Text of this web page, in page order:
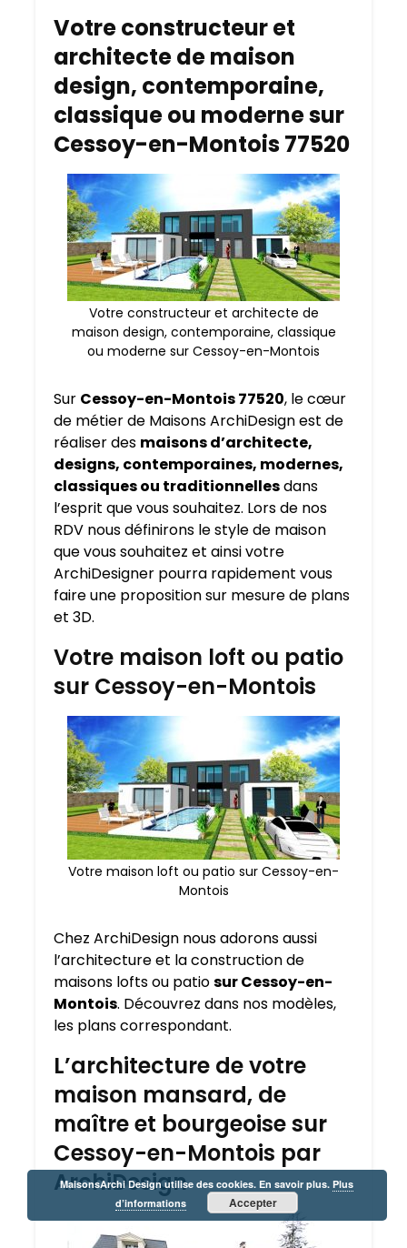
Votre constructeur et
architecte de maison
design, contemporaine,
classique ou moderne sur
Cessoy-en-Montois 77520
Votre constructeur et architecte de
maison design, contemporaine, classique
ou moderne sur Cessoy-en-Montois
Sur Cessoy-en-Montois 77520, le cœur
de métier de Maisons ArchiDesign est de
réaliser des maisons d’architecte,
designs, contemporaines, modernes,
classiques ou traditionnellesdans
l’esprit que vous souhaitez. Lors de nos
RDV nous définirons le style de maison
que vous souhaitez et ainsi votre
ArchiDesigner pourra rapidement vous
faire une proposition sur mesure de plans
et 3D.
Votre maison loft ou patio
sur Cessoy-en-Montois
Votre maison loft ou patio sur Cessoy-en-
Montois
Chez ArchiDesign nous adorons aussi
l’architecture et la construction de
maisons lofts ou patiosur Cessoy-en-
Montois. Découvrez dans nos modèles,
les plans correspondant.
L’architecture de votre
maison mansard, de
maître et bourgeoise sur
Cessoy-en-Montois par
ArchiDesign
MaisonsArchi Design utilise des cookies. En savoir plus.Plus
d’informations
Accepter